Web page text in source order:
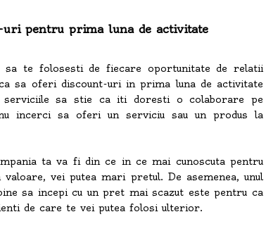
uri pentru prima luna de activitate
sa te folosesti de fiecare oportunitate de relatii
sa oferi discount-uri in prima luna de activitate
sa stie ca iti doresti o colaborare pe
incerci sa oferi un serviciu sau un produs la
ta va fi din ce in ce mai cunoscuta pentru
vei putea mari pretul. De asemenea, unul
sa incepi cu un pret mai scazut este pentru ca
de care te vei putea folosi ulterior.